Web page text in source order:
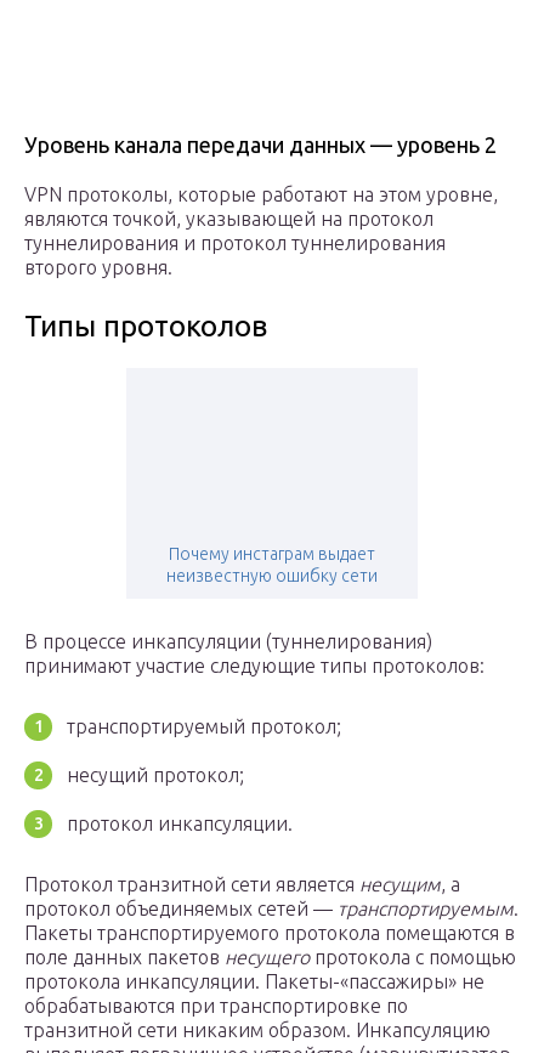
Уровень канала передачи данных — уровень 2
VPN протоколы, которые работают на этом уровне,
являются точкой, указывающей на протокол
туннелирования и протокол туннелирования
второго уровня.
Типы протоколов
Почему инстаграм выдает
неизвестную ошибку сети
В процессе инкапсуляции (туннелирования)
принимают участие следующие типы протоколов:
транспортируемый протокол;
несущий протокол;
протокол инкапсуляции.
Протокол транзитной сети является несущим, а
протокол объединяемых сетей — транспортируемым.
Пакеты транспортируемого протокола помещаются в
поле данных пакетов несущегопротокола с помощью
протокола инкапсуляции. Пакеты-«пассажиры» не
обрабатываются при транспортировке по
транзитной сети никаким образом. Инкапсуляцию